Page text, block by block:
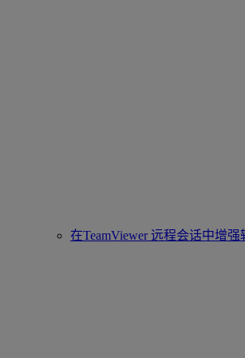
在TeamViewer 远程会话中增强